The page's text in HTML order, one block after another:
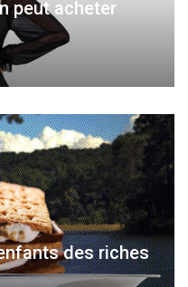
peut acheter
des riches